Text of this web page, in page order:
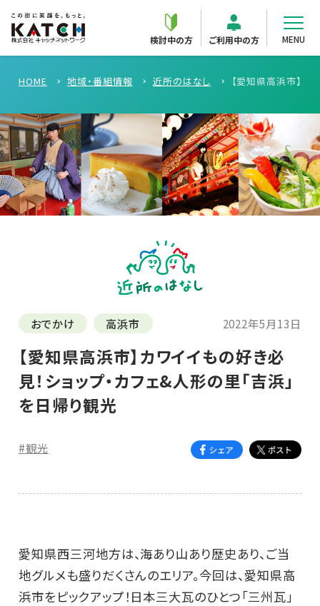
検討中の方 ご利用中の方 MENU
HOME 地域・番組情報 近所のはなし 【愛知県高浜市】カ
おでかけ 高浜市 2022年5月13日
【愛知県高浜市】カワイイもの好き必
見！ショップ・カフェ&人形の里「吉浜」
を日帰り観光
#観光
愛知県西三河地方は、海あり山あり歴史あり、ご当
地グルメも盛りだくさんのエリア。今回は、愛知県高
浜市をピックアップ！日本三大瓦のひとつ「三州瓦」